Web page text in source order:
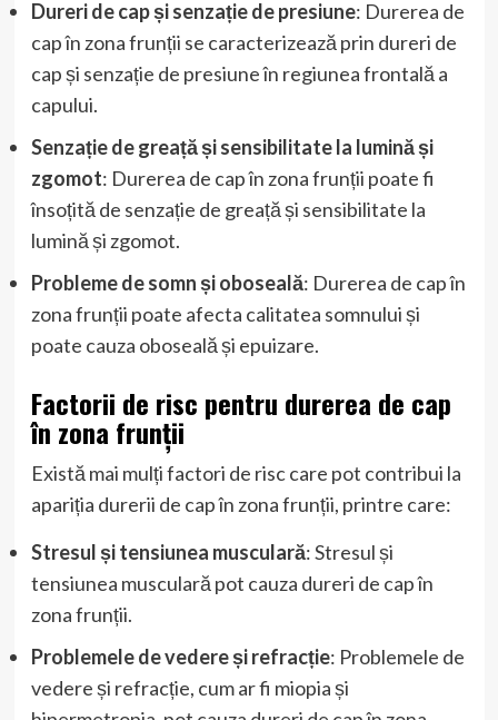
Dureri de cap și senzație de presiune: Durerea de
cap în zona frunții se caracterizează prin dureri de
cap și senzație de presiune în regiunea frontală a
capului.
Senzație de greață și sensibilitate la lumină și
zgomot: Durerea de cap în zona frunții poate fi
însoțită de senzație de greață și sensibilitate la
lumină și zgomot.
Probleme de somn și oboseală: Durerea de cap în
zona frunții poate afecta calitatea somnului și
poate cauza oboseală și epuizare.
Factorii de risc pentru durerea de cap
în zona frunții
Există mai mulți factori de risc care pot contribui la
apariția durerii de cap în zona frunții, printre care:
Stresul și tensiunea musculară: Stresul și
tensiunea musculară pot cauza dureri de cap în
zona frunții.
Problemele de vedere și refracție: Problemele de
vedere și refracție, cum ar fi miopia și